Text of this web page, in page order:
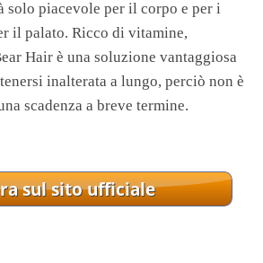
solo piacevole per il corpo e per i
il palato. Ricco di vitamine,
Hair è una soluzione vantaggiosa
inalterata a lungo, perciò non è
scadenza a breve termine.